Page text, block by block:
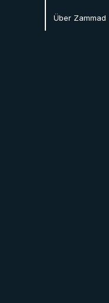
Über Zammad